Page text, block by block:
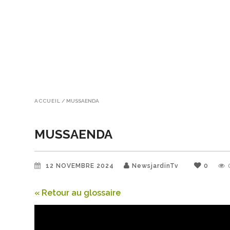
ACCUEIL / MUSSAENDA
MUSSAENDA
12 NOVEMBRE 2024 NewsjardinTv 0
« Retour au glossaire